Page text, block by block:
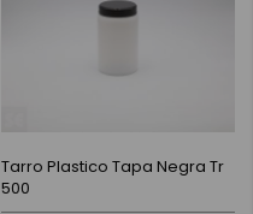
Tarro Plastico Tapa Negra Tr
500